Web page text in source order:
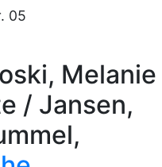
05
Melanie
/ Jansen,